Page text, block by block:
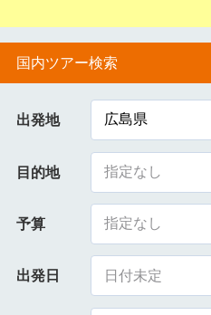
国内ツアー検索
出発地 広島県
目的地 指定なし
予算 指定なし
出発日